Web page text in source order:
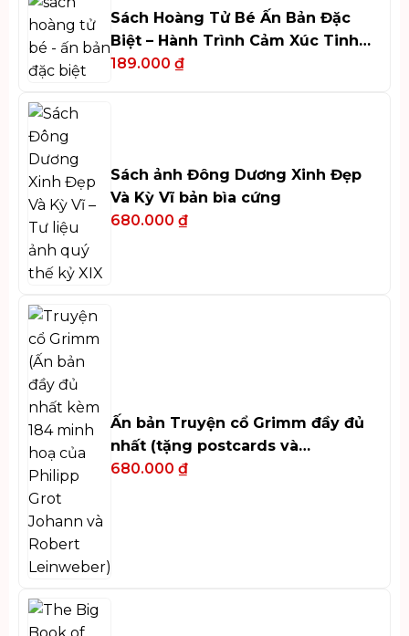
Sách Hoàng Tử Bé Ấn Bản Đặc
Biệt – Hành Trình Cảm Xúc Tinh
Tế
189.000 ₫
Sách ảnh Đông Dương Xinh Đẹp
Và Kỳ Vĩ bản bìa cứng
680.000 ₫
Ấn bản Truyện cổ Grimm đầy đủ
nhất (tặng postcards và
bookmark)
680.000 ₫